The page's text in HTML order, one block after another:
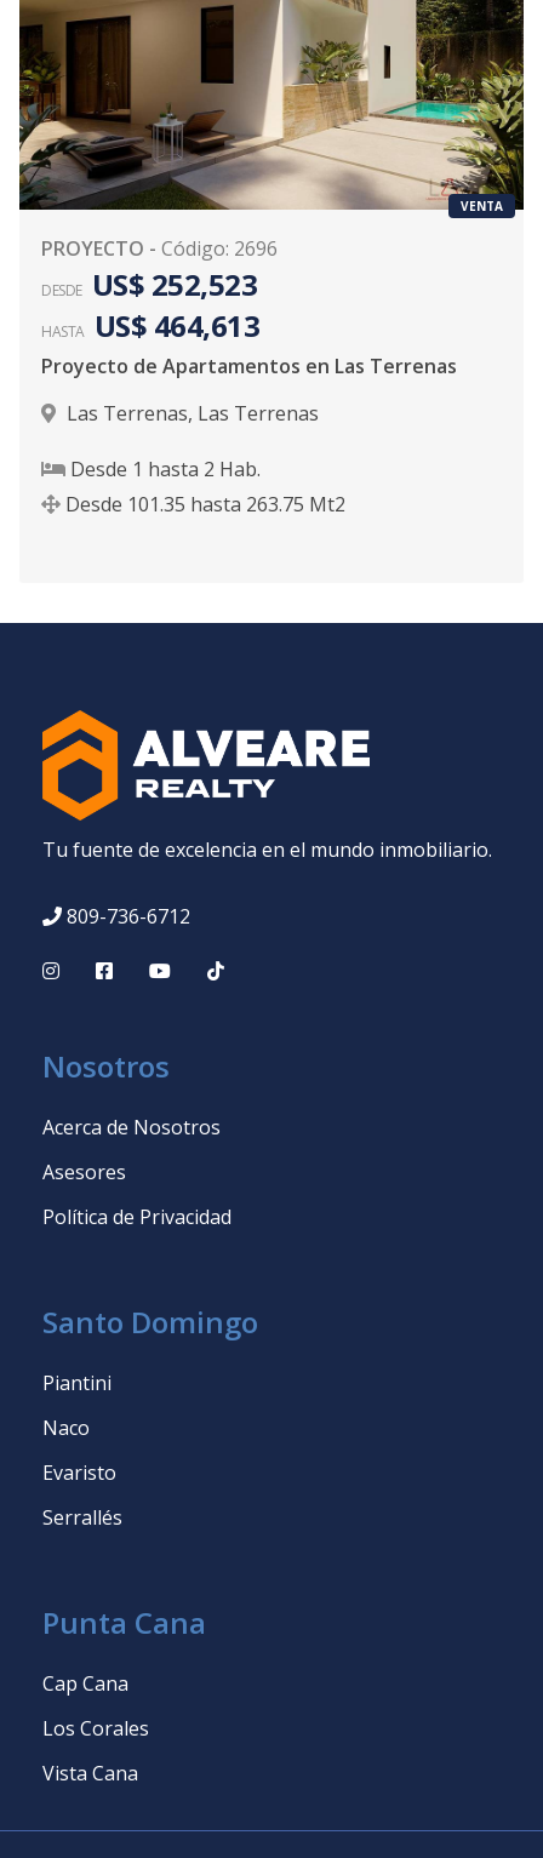
VENTA
PROYECTO - Código: 2696
DESDE US$ 252,523
HASTA US$ 464,613
Proyecto de Apartamentos en Las Terrenas
Las Terrenas, Las Terrenas
Desde 1 hasta 2 Hab.
Desde 101.35 hasta 263.75 Mt2
Tu fuente de excelencia en el mundo inmobiliario.
809-736-6712
Nosotros
Acerca de Nosotros
Asesores
Política de Privacidad
Santo Domingo
Piantini
Naco
Evaristo
Serrallés
Punta Cana
Cap Cana
Los Corales
Vista Cana